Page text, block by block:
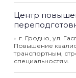
Центр
г. Гродно, ул.
Повышение
транспортным,
специальностям.